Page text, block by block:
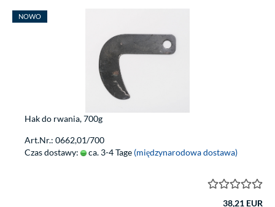
NOWO
Hak do rwania, 700g
Art.Nr.: 0662,01/700
Czas dostawy:
ca. 3-4 Tage (międzynarodowa dostawa)
38,21 EUR